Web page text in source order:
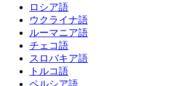
ロシア語
ウクライナ語
ルーマニア語
チェコ語
スロバキア語
トルコ語